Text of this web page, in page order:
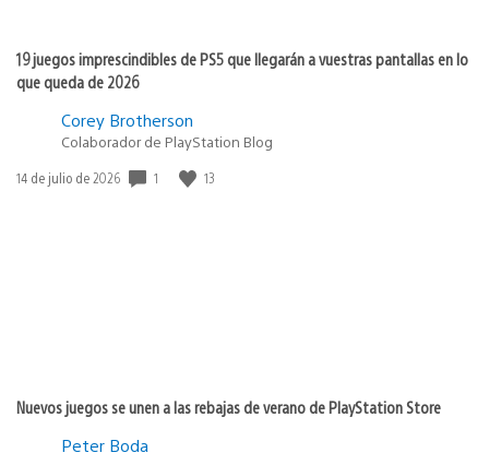
19 juegos imprescindibles de PS5 que llegarán a vuestras pantallas en lo
que queda de 2026
Corey Brotherson
Colaborador de PlayStation Blog
Fecha
14 de julio de 2026 1 13
Nuevos juegos se unen a las rebajas de verano de PlayStation Store
Peter Boda